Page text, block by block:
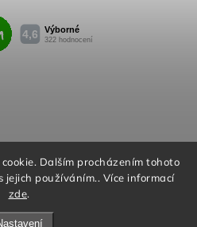
Dalším procházením tohoto
používáním.. Více informací
zde.
Reklamační řád
osobních údajů